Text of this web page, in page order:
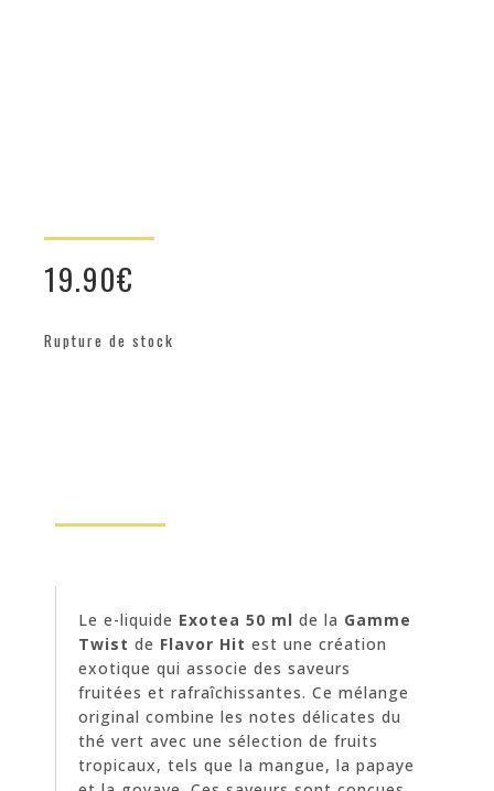
19.90€
Rupture de stock
Le e-liquide Exotea 50 ml de la Gamme
Twist de Flavor Hit est une création
exotique qui associe des saveurs
fruitées et rafraîchissantes. Ce mélange
original combine les notes délicates du
thé vert avec une sélection de fruits
tropicaux, tels que la mangue, la papaye